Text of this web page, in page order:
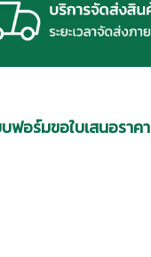
ฟอร์มขอใบเสนอราคา